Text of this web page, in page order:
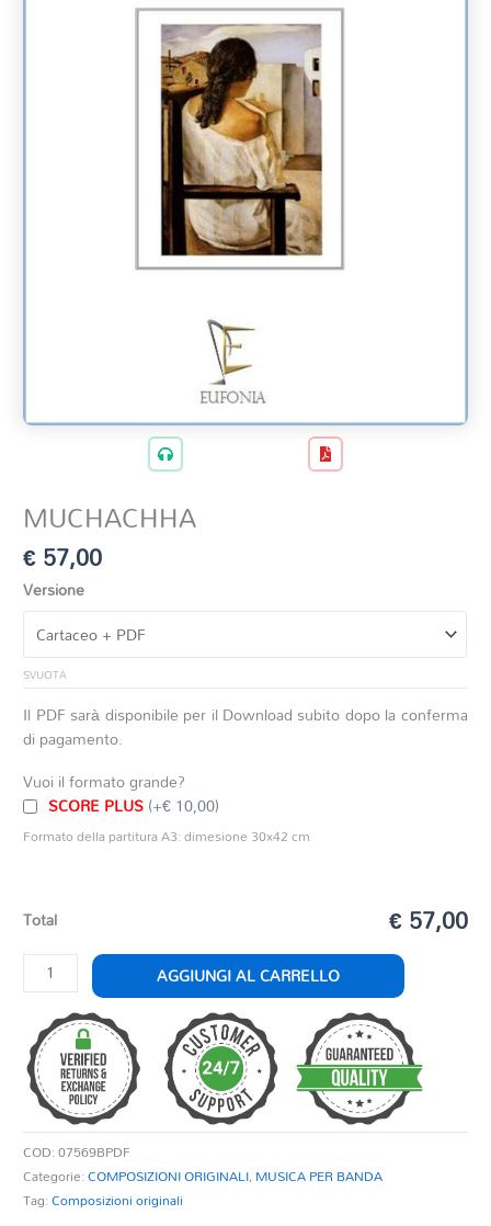
MUCHACHHA
€57,00
Versione
SVUOTA
Il PDF sarà disponibile per il Download subito dopo la conferma
di pagamento.
Vuoi il formato grande?
SCORE PLUS(+€ 10,00)
Formato della partitura A3: dimesione 30x42 cm
Total € 57,00
MUCHACHHA
quantità
AGGIUNGI AL CARRELLO
COD:07569BPDF
Categorie:COMPOSIZIONI ORIGINALI, MUSICA PER BANDA
Tag:Composizioni originali